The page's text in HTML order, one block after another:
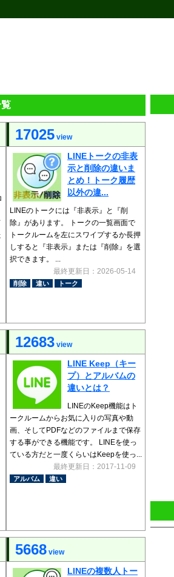
17025 view
LINEトークの非表
示と削除の違いま
とめ！トーク履歴
以外の違...
LINEのトークには『非表示』と『削
除』があります。 トークの一覧画面で
トークルームを左にスワイプするか長押
しすると『非表示』または『削除』を選
択できます。 ...
最終更新日：2026-05-14
削除 違い トーク
12683 view
LINE Keep（キー
プ）とアルバムの
違いとは？
LINEのKeep機能はト
ークルームからお気に入りの写真や動
画、そしてPDFなどのファイルまで保存
する事ができる機能です。 LINEを使っ
ている方だと一度くらいはKeepを使っ...
最終更新日：2017-11-09
アルバム 違い
5668 view
LINEの複数人トー